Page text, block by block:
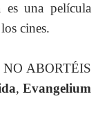
es una película
cines.
NO ABORTÉIS
, Evangelium